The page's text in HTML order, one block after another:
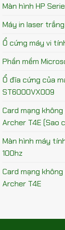
Màn hình HP
Máy in laser
Ổ cứng máy vi
Phần mềm
Ổ đĩa cứng của
ST6000VX009
Card mạng
Archer T4E (Sao
Màn hình máy
100hz
Card mạng
Archer T4E